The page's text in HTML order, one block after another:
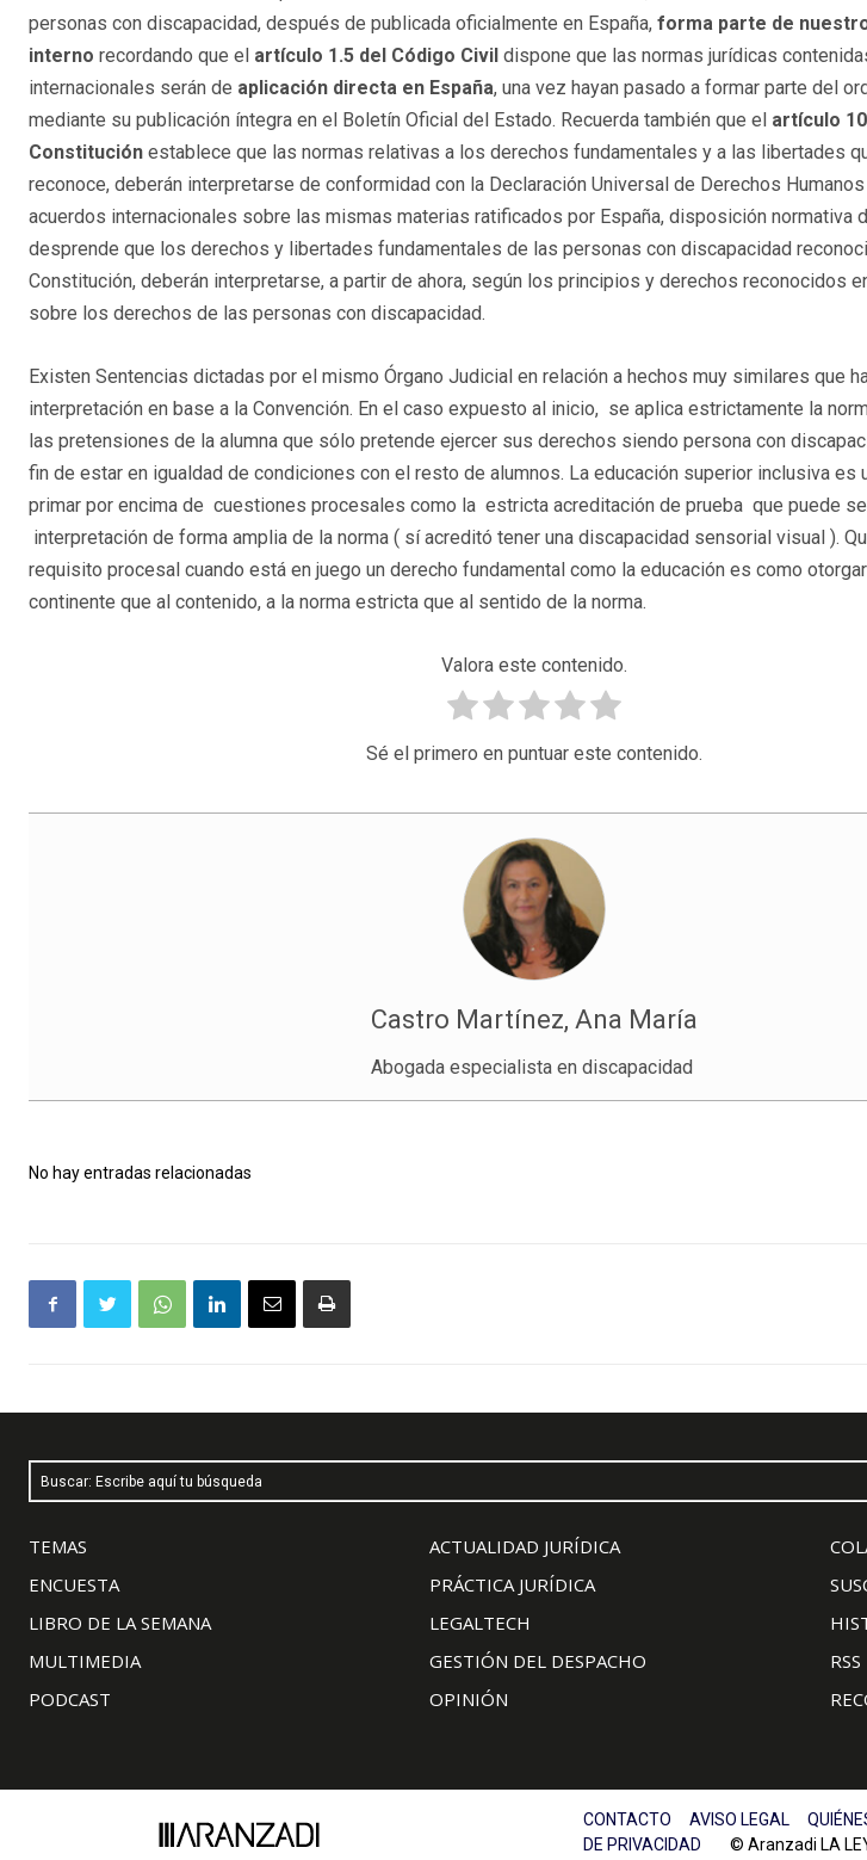
personas con discapacidad, después de publicada oficialmente en España, forma parte de
interno recordando que el artículo 1.5 del Código Civil dispone que las normas jurídicas
internacionales serán de aplicación directa en España, una vez hayan pasado a formar parte del
mediante su publicación íntegra en el Boletín Oficial del Estado. Recuerda también que el artículo
Constitución establece que las normas relativas a los derechos fundamentales y a las libertades
reconoce, deberán interpretarse de conformidad con la Declaración Universal de Derechos
acuerdos internacionales sobre las mismas materias ratificados por España, disposición normativa
desprende que los derechos y libertades fundamentales de las personas con discapacidad
Constitución, deberán interpretarse, a partir de ahora, según los principios y derechos reconocidos
sobre los derechos de las personas con discapacidad.
Existen Sentencias dictadas por el mismo Órgano Judicial en relación a hechos muy similares que
interpretación en base a la Convención. En el caso expuesto al inicio, se aplica estrictamente la
las pretensiones de la alumna que sólo pretende ejercer sus derechos siendo persona con
fin de estar en igualdad de condiciones con el resto de alumnos. La educación superior inclusiva es
primar por encima de cuestiones procesales como la estricta acreditación de prueba que puede
interpretación de forma amplia de la norma ( sí acreditó tener una discapacidad sensorial visual ).
requisito procesal cuando está en juego un derecho fundamental como la educación es como
continente que al contenido, a la norma estricta que al sentido de la norma.
Valora este contenido.
Sé el primero en puntuar este contenido.
Castro Martínez, Ana María
Abogada especialista en discapacidad
No hay entradas relacionadas
Buscar: Escribe aquí tu búsqueda
TEMAS
ENCUESTA
LIBRO DE LA SEMANA
MULTIMEDIA
PODCAST
ACTUALIDAD JURÍDICA
PRÁCTICA JURÍDICA
LEGALTECH
GESTIÓN DEL DESPACHO
OPINIÓN
RSS
CONTACTO AVISO LEGAL
DE PRIVACIDAD © Aranzadi LA